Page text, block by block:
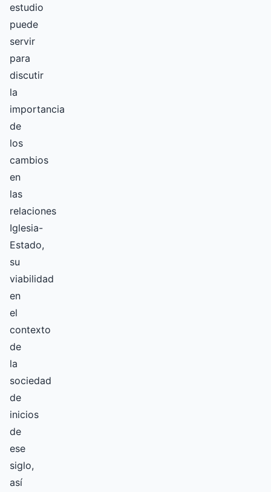
estudio
puede
servir
para
discutir
la
importancia
de
los
cambios
en
las
relaciones
Iglesia-
Estado,
su
viabilidad
en
el
contexto
de
la
sociedad
de
inicios
de
ese
siglo,
así